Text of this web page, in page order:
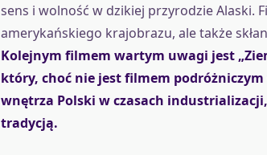
sens i wolność w dzikiej przyrodzie Alaski.
amerykańskiego krajobrazu, ale także
Kolejnym filmem wartym uwagi jest
który, choć nie jest filmem
wnętrza Polski w czasach
tradycją.